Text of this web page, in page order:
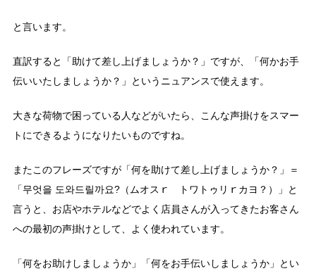
と言います。
直訳すると「助けて差し上げましょうか？」ですが、「何かお手
伝いいたしましょうか？」というニュアンスで使えます。
大きな荷物で困っている人などがいたら、こんな声掛けをスマー
トにできるようになりたいものですね。
またこのフレーズですが「何を助けて差し上げましょうか？」＝
「무엇을 도와드릴까요?（ムオスｒ トワトゥリｒカヨ？）」と
言うと、お店やホテルなどでよく店員さんが入ってきたお客さん
への最初の声掛けとして、よく使われています。
「何をお助けしましょうか」「何をお手伝いしましょうか」とい